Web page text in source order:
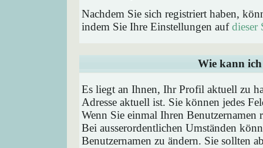
Nachdem Sie sich registriert haben,
indem Sie Ihre Einstellungen aufdieser
Wie kann
Es liegt an Ihnen, Ihr Profil aktuell zu
Adresse aktuell ist. Sie können jedes
Wenn Sie einmal Ihren
Bei ausserordentlichen Umständen
Benutzernamen zu ändern. Sie sollten